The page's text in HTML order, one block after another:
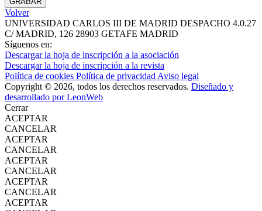
Volver
UNIVERSIDAD CARLOS III DE MADRID DESPACHO 4.0.27
C/ MADRID, 126 28903 GETAFE MADRID
Síguenos en:
Descargar la hoja de inscripción a la asociación
Descargar la hoja de inscripción a la revista
Política de cookies Política de privacidad Aviso legal
Copyright © 2026, todos los derechos reservados. Diseñado y
desarrollado por LeonWeb
Cerrar
ACEPTAR
CANCELAR
ACEPTAR
CANCELAR
ACEPTAR
CANCELAR
ACEPTAR
CANCELAR
ACEPTAR